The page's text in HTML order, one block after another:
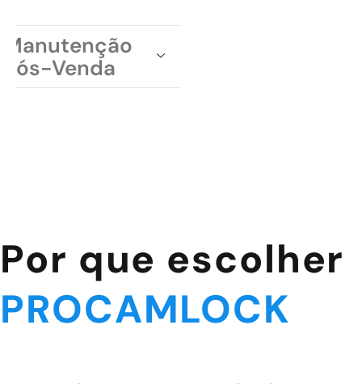
Manutenção
Pós-Venda
Por que escolher
PROCAMLOCK